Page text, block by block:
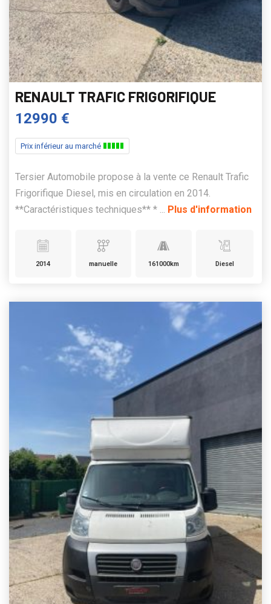
RENAULT TRAFIC FRIGORIFIQUE
12990 €
Prix inférieur au marché
Tersier Automobile propose à la vente ce Renault Trafic
Frigorifique Diesel, mis en circulation en 2014.
**Caractéristiques techniques** * ... Plus d'information
2014 manuelle 161000km Diesel